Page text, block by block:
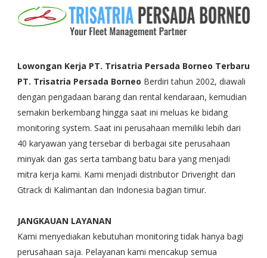
Lowongan Kerja PT. Trisatria Persada Borneo Terbaru
PT. Trisatria Persada Borneo Berdiri tahun 2002, diawali
dengan pengadaan barang dan rental kendaraan, kemudian
semakin berkembang hingga saat ini meluas ke bidang
monitoring system. Saat ini perusahaan memiliki lebih dari
40 karyawan yang tersebar di berbagai site perusahaan
minyak dan gas serta tambang batu bara yang menjadi
mitra kerja kami. Kami menjadi distributor Driveright dan
Gtrack di Kalimantan dan Indonesia bagian timur.
JANGKAUAN LAYANAN
Kami menyediakan kebutuhan monitoring tidak hanya bagi
perusahaan saja. Pelayanan kami mencakup semua